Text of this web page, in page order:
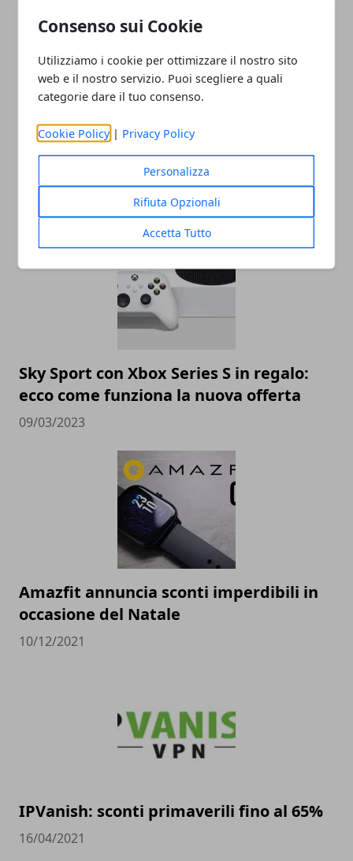
Consenso sui Cookie
Utilizziamo i cookie per ottimizzare il nostro sito
web e il nostro servizio. Puoi scegliere a quali
categorie dare il tuo consenso.
Cookie Policy | Privacy Policy
Personalizza
Rifiuta Opzionali
Accetta Tutto
tecnologia portando in Italia le
ultime novità dal mondo.
ARTICOLI CORRELATI
Sky Sport con Xbox Series S in regalo:
ecco come funziona la nuova offerta
09/03/2023
Amazfit annuncia sconti imperdibili in
occasione del Natale
10/12/2021
IPVanish: sconti primaverili fino al 65%
16/04/2021